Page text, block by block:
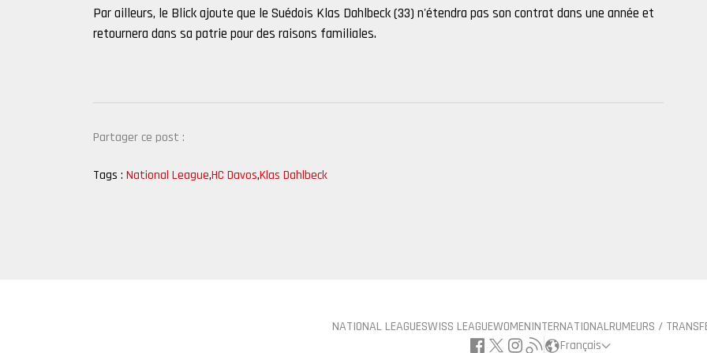
Par ailleurs, le Blick ajoute que le Suédois Klas Dahlbeck (33) n'étendra pas son contrat dans une année et
retournera dans sa patrie pour des raisons familiales.
Partager ce post :
Tags : National League,HC Davos,Klas Dahlbeck
NATIONAL LEAGUESWISS LEAGUEWOMENINTERNATIONALRUMEURS /
Français